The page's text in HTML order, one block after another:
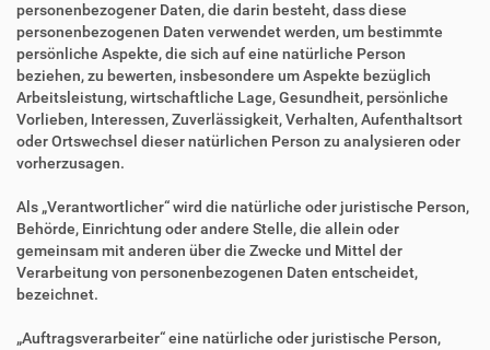
personenbezogener Daten, die darin besteht, dass diese
personenbezogenen Daten verwendet werden, um bestimmte
persönliche Aspekte, die sich auf eine natürliche Person
beziehen, zu bewerten, insbesondere um Aspekte bezüglich
Arbeitsleistung, wirtschaftliche Lage, Gesundheit, persönliche
Vorlieben, Interessen, Zuverlässigkeit, Verhalten, Aufenthaltsort
oder Ortswechsel dieser natürlichen Person zu analysieren oder
vorherzusagen.
Als „Verantwortlicher“ wird die natürliche oder juristische Person,
Behörde, Einrichtung oder andere Stelle, die allein oder
gemeinsam mit anderen über die Zwecke und Mittel der
Verarbeitung von personenbezogenen Daten entscheidet,
bezeichnet.
„Auftragsverarbeiter“ eine natürliche oder juristische Person,